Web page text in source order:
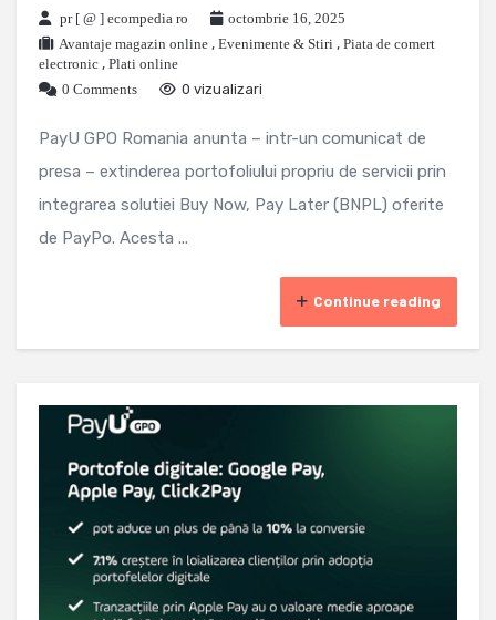
pr [ @ ] ecompedia ro
octombrie 16, 2025
Avantaje magazin online , Evenimente & Stiri , Piata de comert
electronic , Plati online
0 Comments
0 vizualizari
PayU GPO Romania anunta – intr-un comunicat de
presa – extinderea portofoliului propriu de servicii prin
integrarea solutiei Buy Now, Pay Later (BNPL) oferite
de PayPo. Acesta ...
Continue reading